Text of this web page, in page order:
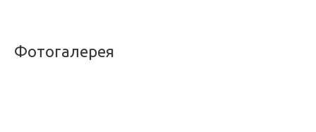
Фотогалерея